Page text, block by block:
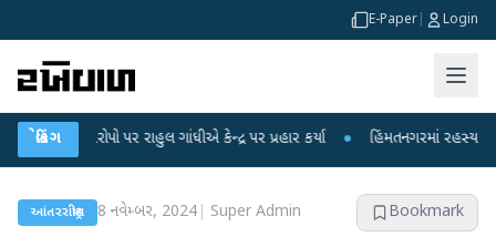
E-Paper Login
બ્રેકિંગ
આરોપો પર રાહુલ ગાંધીએ કેન્દ્ર પર પ્રહાર કર્યા ● હિંમતનગરમાં રહસ્યમય વાયરસ કે
આંતરરાષ્ટ્રીય 8 નવેમ્બર, 2024| Super Admin Bookmark